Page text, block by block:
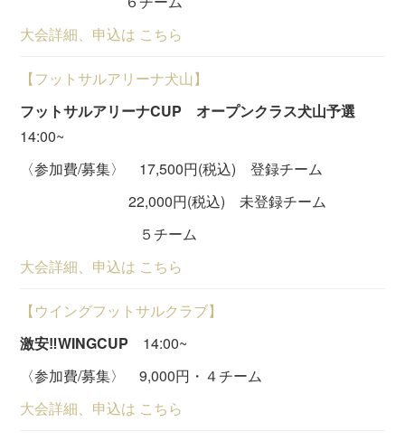
大会詳細、申込は こちら
【フットサルアリーナ犬山】
フットサルアリーナCUP オープンクラス犬山予選
14:00~
〈参加費/募集〉 17,500円(税込) 登録チーム
22,000円(税込) 未登録チーム
５チーム
大会詳細、申込は こちら
【ウイングフットサルクラブ】
激安‼WINGCUP 14:00~
〈参加費/募集〉 9,000円・４チーム
大会詳細、申込は こちら